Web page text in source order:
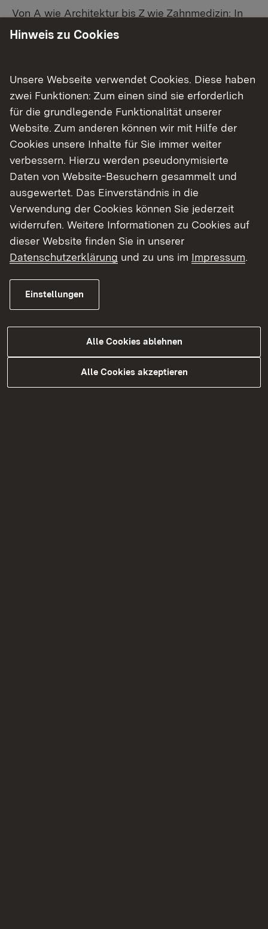
Von A wie Architektur bis Z wie Zahnmedizin: In
Baden-Württemberg warten unzählige
Studiengangsuche schnell den passenden
Studienplatz. Außerdem gibt's eine Schritt-für-
Schritt-Anleitung zu deinem Traum-Studium.
Finde dein Studium in Baden-Württemberg
Hinweis zu Cookies
Unsere Webseite verwendet Cookies. Diese haben
zwei Funktionen: Zum einen sind sie erforderlich
für die grundlegende Funktionalität unserer
Website. Zum anderen können wir mit Hilfe der
Cookies unsere Inhalte für Sie immer weiter
verbessern. Hierzu werden pseudonymisierte
Daten von Website-Besuchern gesammelt und
ausgewertet. Das Einverständnis in die
Verwendung der Cookies können Sie jederzeit
widerrufen. Weitere Informationen zu Cookies auf
dieser Website finden Sie in unserer
Datenschutzerklärung und zu uns im Impressum.
Einstellungen
Alle Cookies ablehnen
Alle Cookies akzeptieren